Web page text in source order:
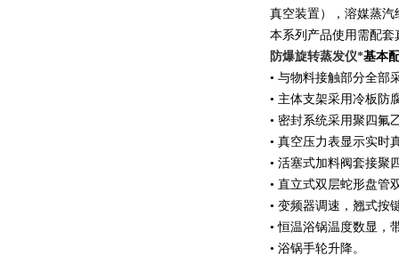
真空装置），溶媒蒸
本系列产品使用需配
防爆旋转蒸发仪*基本
• 与物料接触部分全部
• 主体支架采用冷板防
• 密封系统采用聚四氟
• 真空压力表显示实时
• 活塞式加料阀套接聚
• 直立式双层蛇形盘管
• 变频器调速，翘式按
• 恒温浴锅温度数显，
• 浴锅手轮升降。